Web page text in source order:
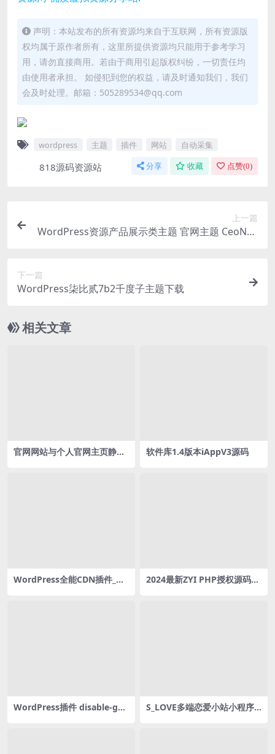
声明：本站发布的所有资源均来自于互联网，所有资源版
权均属于原作者所有，这里所提供资源均只能用于参考学习
用，请勿直接商用。若由于商用引起版权纠纷，一切责任均
由使用者承担。 如侵犯到您的权益，请及时通知我们，我们
会及时处理。邮箱：505289534@qq.com
wordpress 主题 插件 网站 自动采集
818源码资源站 分享 收藏 点赞(0)
上一篇
WordPress资源产品展示类主题 官网主题 CeoNov
下一篇
WordPress柒比贰7b2千度子主题下载
相关文章
官网网站与个人官网主页静态
软件库1.4版本iAppV3源码
WordPress全能CDN插件_自
外集成CDN配置
2024最新ZYI PHP授权源码开
WordPress插件 disable-gut
小工具
S_LOVE多端恋爱小站小程序